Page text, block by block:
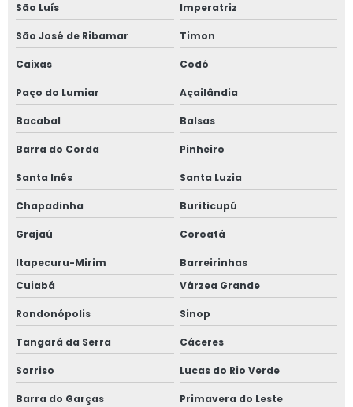
São Luís
Imperatriz
São José de Ribamar Timon
Caixas Codó
Paço do Lumiar Açailândia
Bacabal Balsas
Barra do Corda Pinheiro
Santa Inês Santa Luzia
Chapadinha Buriticupú
Grajaú Coroatá
Itapecuru-Mirim
Barreirinhas
Cuiabá
Várzea Grande
Rondonópolis Sinop
Tangará da Serra Cáceres
Sorriso Lucas do Rio Verde
Barra do Garças Primavera do Leste